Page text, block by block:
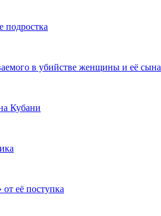
в убийстве женщины и её сына
Кубани
её поступка